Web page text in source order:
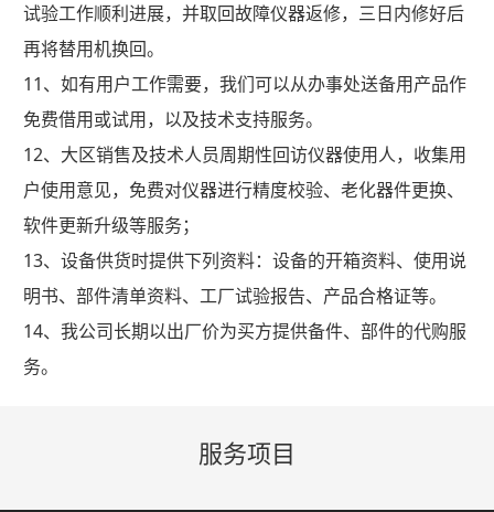
试验工作顺利进展，并取回故障仪器返修，三日内修好后
再将替用机换回。
11、如有用户工作需要，我们可以从办事处送备用产品作
免费借用或试用，以及技术支持服务。
12、大区销售及技术人员周期性回访仪器使用人，收集用
户使用意见，免费对仪器进行精度校验、老化器件更换、
软件更新升级等服务；
13、设备供货时提供下列资料：设备的开箱资料、使用说
明书、部件清单资料、工厂试验报告、产品合格证等。
14、我公司长期以出厂价为买方提供备件、部件的代购服
务。
服务项目